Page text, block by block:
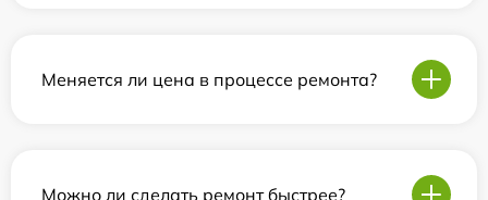
Меняется ли цена в процессе ремонта?
Можно ли сделать ремонт быстрее?